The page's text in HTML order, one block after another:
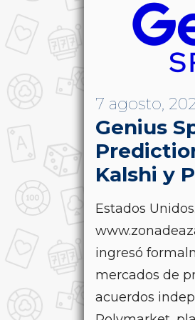
7 agosto,
Genius
Kalshi y
Estados
ingresó
mercados de
acuerdos